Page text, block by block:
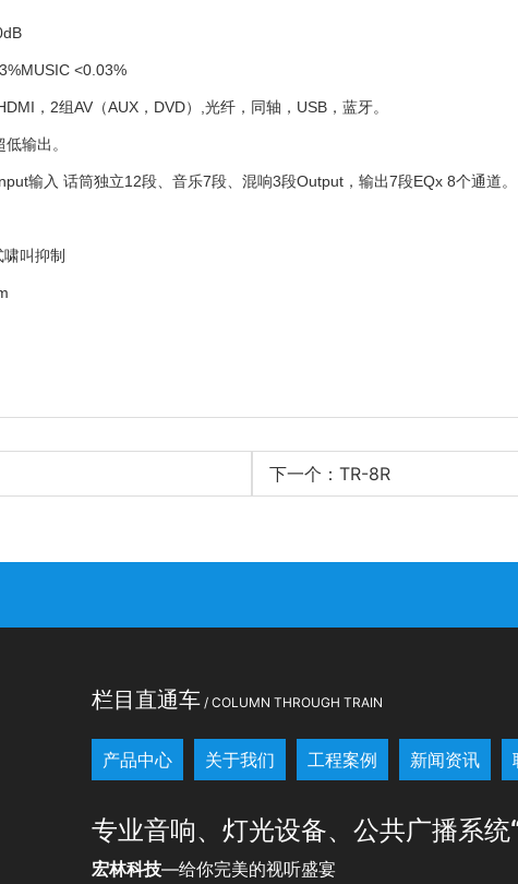
<0.03%
，2组AV（AUX，DVD）,光纤，同轴，USB，蓝牙。
输出。
输入 话筒独立12段、音乐7段、混响3段Output，输出7段EQx 8个通道。
叫抑制
下一个：TR-8R
栏目直通车 / COLUMN THROUGH TRAIN
产品中心 关于我们 工程案例 新闻资讯
专业音响、灯光设备、公共广播系统
宏林科技—给你完美的视听盛宴